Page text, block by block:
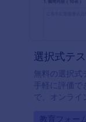
選択式テ
無料の選択式
手軽に評価で
で、オンライ
Go to
教育フォー